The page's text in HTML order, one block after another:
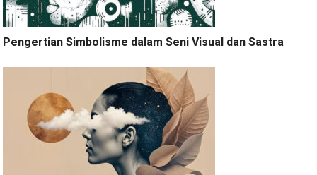
Pengertian Simbolisme dalam Seni Visual dan Sastra